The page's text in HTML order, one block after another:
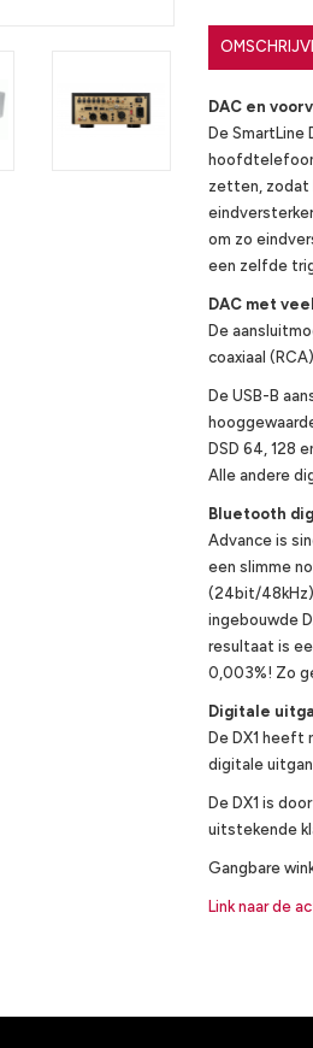
DAC en
De SmartLine
zetten, zodat
om zo
een zelfde
DAC met
De
coaxiaal
De USB-B
DSD 64, 128
Alle andere
Bluetooth
Advance is
een slimme
(24bit/
ingebouwde
resultaat is
0,003%! Zo
Digitale
De DX1 heeft
digitale
De DX1 is
uitstekende
Gangbare
Link naar de